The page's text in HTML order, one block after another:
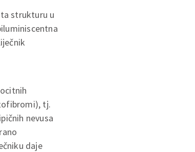
strukturu u
tj.
nevusa
daje